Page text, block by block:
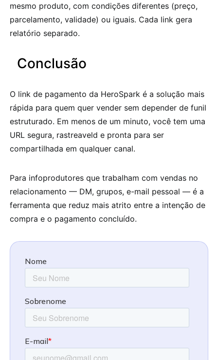
mesmo produto, com condições diferentes (preço,
parcelamento, validade) ou iguais. Cada link gera
relatório separado.
Conclusão
O link de pagamento da HeroSpark é a solução mais
rápida para quem quer vender sem depender de funil
estruturado. Em menos de um minuto, você tem uma
URL segura, rastreaveld e pronta para ser
compartilhada em qualquer canal.
Para infoprodutores que trabalham com vendas no
relacionamento — DM, grupos, e-mail pessoal — é a
ferramenta que reduz mais atrito entre a intenção de
compra e o pagamento concluído.